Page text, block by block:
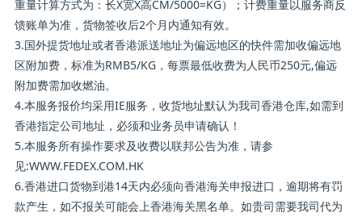
重量计算方式为：长X宽X高CM/5000=KG）；计费重量以服务商反
馈账单为准，货物签收后2个月内通知有效。
3.国外提货地址或者香港派送地址为偏远地区的快件需加收偏远地
区附加费，标准为RMB5/KG，每票最低收费为人民币250元,偏远
附加费需加收燃油。
4.本服务报价均采用IE服务，收货地址默认为我司香港仓库,如需到
香港指定公司地址，必须和业务员申请确认！
5.本服务所有操作要求及收费以联邦公告为准，请参
见:WWW.FEDEX.COM.HK
6.香港进口货物到港14天内必须向香港海关申报进口，逾期将有罚
款产生，如不报关可能会上香港海关黑名单。如贵司需要我司代为